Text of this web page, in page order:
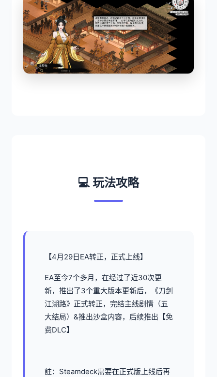
💻 玩法攻略
【4月29日EA转正，正式上线】
EA至今7个多月，在经过了近30次更
新，推出了3个重大版本更新后，《刀剑
江湖路》正式转正，完结主线剧情（五
大结局）&推出沙盒内容，后续推出【免
费DLC】
註：Steamdeck需要在正式版上线后再